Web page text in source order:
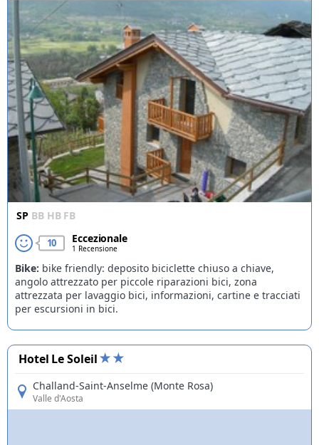
SP BB HB FB
10 Eccezionale
1 Recensione
Bike: bike friendly: deposito biciclette chiuso a chiave,
angolo attrezzato per piccole riparazioni bici, zona
attrezzata per lavaggio bici, informazioni, cartine e tracciati
per escursioni in bici.
Hotel Le Soleil
Challand-Saint-Anselme (Monte Rosa)
Valle d'Aosta